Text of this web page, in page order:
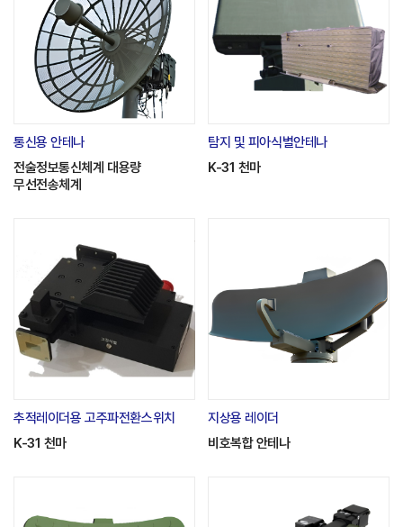
통신용 안테나
전술정보통신체계 대용량
무선전송체계
탐지 및 피아식별안테나
K-31 천마
추적레이더용 고주파전환스위치
K-31 천마
지상용 레이더
비호복합 안테나